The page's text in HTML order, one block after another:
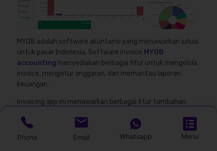
MYOB adalah software akuntansi yang menawarkan solusi
untuk pasar Indonesia. Software invoice MYOB
accounting menyediakan berbagai fitur untuk mengelola
invoice, mengatur anggaran, dan memantau laporan
keuangan.
Invoicing app ini menawarkan berbagai fitur tambahan
dengan aplikasi pihak ketiga.
MYOB juga mendukung integrasi dengan aplikasi pihak
Phone Email Whatsapp Menu